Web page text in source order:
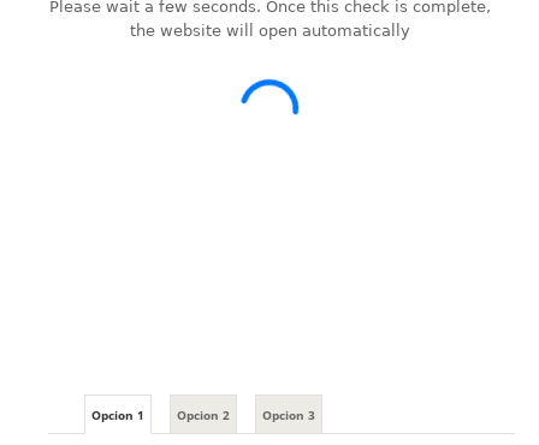
Opcion 1 Opcion 2 Opcion 3